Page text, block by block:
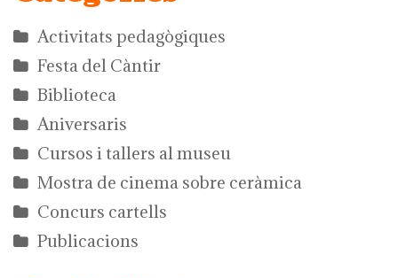
Activitats pedagògiques
Festa del Càntir
Biblioteca
Aniversaris
Cursos i tallers al museu
Mostra de cinema sobre ceràmica
Concurs cartells
Publicacions